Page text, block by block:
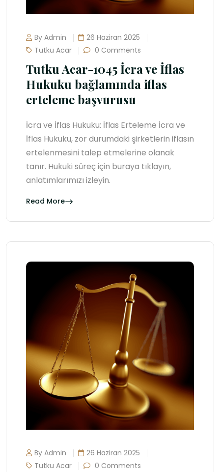
By Admin
26 Haziran 2025
Tutku Acar
0 Comments
Tutku Acar-1045 İcra ve İflas
Hukuku bağlamında iflas
erteleme başvurusu
İcra ve İflas Hukuku: İflas Erteleme İcra ve
İflas Hukuku, zor durumdaki şirketlerin iflasın
ertelenmesini talep etmelerine olanak
tanır. Hukuki süreç için buraya tıklayın,
anlatımlarımızı izleyin.
Read More
By Admin
26 Haziran 2025
Tutku Acar
0 Comments